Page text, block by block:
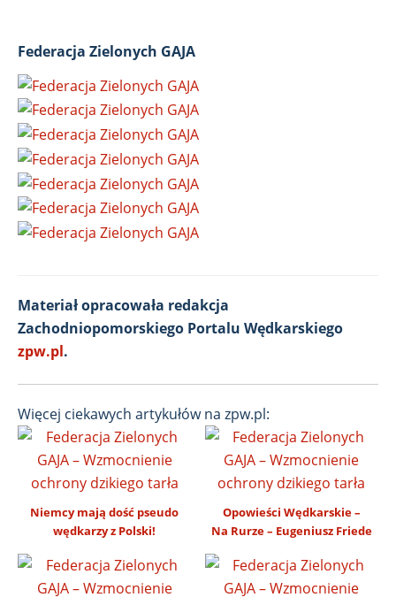
Federacja Zielonych GAJA
Materiał opracowała redakcja
Zachodniopomorskiego Portalu Wędkarskiego
zpw.pl.
Więcej ciekawych artykułów na zpw.pl:
Niemcy mają dość pseudo
wędkarzy z Polski!
Opowieści Wędkarskie –
Na Rurze – Eugeniusz Friede